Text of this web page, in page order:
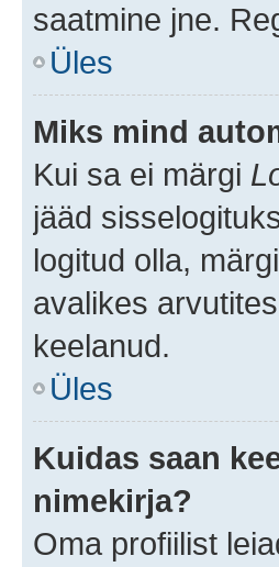
saatmine jne.
Üles
Miks mind
Kui sa ei märgi
jääd
logitud olla,
avalikes
keelanud.
Üles
Kuidas saan
nimekirja?
Oma profiilist